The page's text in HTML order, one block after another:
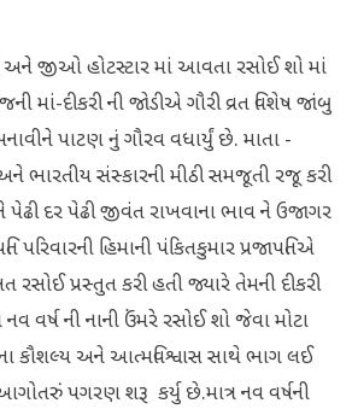
અને જીઓ હોટસ્ટાર માં આવતા રસોઈ શો માં
માં-દીકરી ની જોડીએ ગૌરી વ્રત વિશેષ જાંબુ
પાટણ નું ગૌરવ વધાર્યું છે. માતા -
અને ભારતીય સંસ્કારની મીઠી સમજૂતી રજૂ કરી
પેઢી દર પેઢી જીવંત રાખવાના ભાવ ને ઉજાગર
પરિવારની હિમાની પંકિતકુમાર પ્રજાપતિએ
રસોઈ પ્રસ્તુત કરી હતી જ્યારે તેમની દીકરી
નવ વર્ષ ની નાની ઉંમરે રસોઈ શો જેવા મોટા
કૌશલ્ય અને આત્મવિશ્વાસ સાથે ભાગ લઈ
પગરણ શરૂ કર્યુ છે.માત્ર નવ વર્ષની